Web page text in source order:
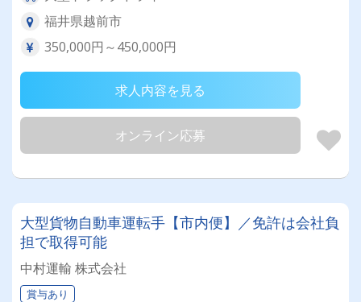
福井県越前市
350,000円～450,000円
求人内容を見る
オンライン応募
大型貨物自動車運転手【市内便】／免許は会社負
担で取得可能
中村運輸 株式会社
賞与あり